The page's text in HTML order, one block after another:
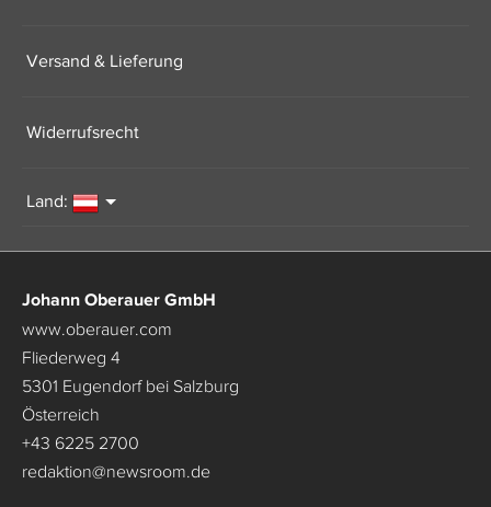
Versand & Lieferung
Widerrufsrecht
Land:
Johann Oberauer GmbH
www.oberauer.com
Fliederweg 4
5301 Eugendorf bei Salzburg
Österreich
+43 6225 2700
redaktion@newsroom.de